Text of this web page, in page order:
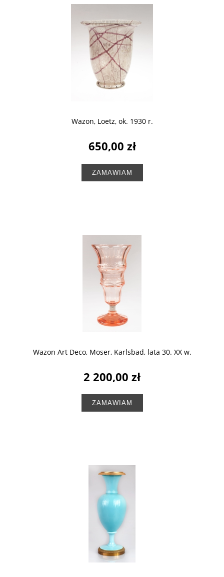
Wazon, Loetz, ok. 1930 r.
650,00 zł
ZAMAWIAM
Wazon Art Deco, Moser, Karlsbad, lata 30. XX w.
2 200,00 zł
ZAMAWIAM